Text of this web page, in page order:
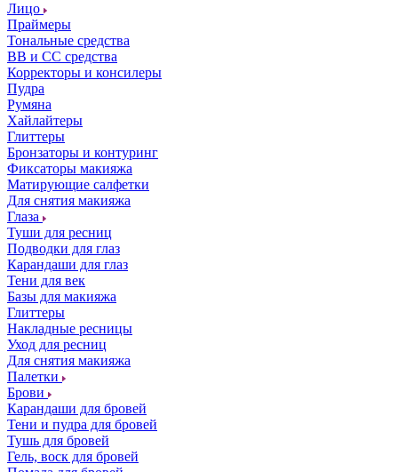
Лицо
Праймеры
Тональные средства
ВВ и СС средства
Корректоры и консилеры
Пудра
Румяна
Хайлайтеры
Глиттеры
Бронзаторы и контуринг
Фиксаторы макияжа
Матирующие салфетки
Для снятия макияжа
Глаза
Туши для ресниц
Подводки для глаз
Карандаши для глаз
Тени для век
Базы для макияжа
Глиттеры
Накладные ресницы
Уход для ресниц
Для снятия макияжа
Палетки
Брови
Карандаши для бровей
Тени и пудра для бровей
Тушь для бровей
Гель, воск для бровей